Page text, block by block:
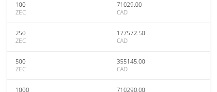
100
ZEC
71029.00
CAD
250
ZEC
177572.50
CAD
500
ZEC
355145.00
CAD
1000
710290.00